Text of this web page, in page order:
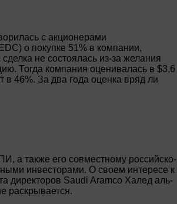
с акционерами
о покупке 51% в компании,
не состоялась из-за желания
Тогда компания оценивалась в $3,6
в 46%. За два года оценка вряд ли
а также его совместному российско-
инвесторами. О своем интересе к
директоров Saudi Aramco Халед аль-
раскрывается.